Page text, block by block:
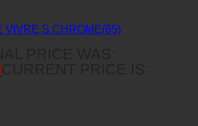
VIVRE S.CHROME(65)